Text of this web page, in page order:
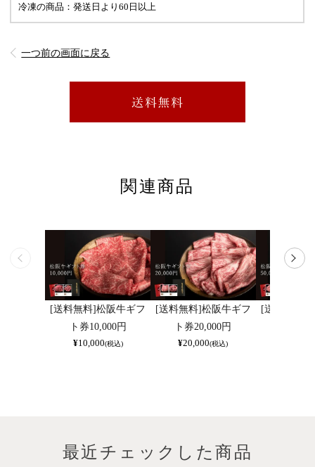
冷凍の商品：発送日より60日以上
一つ前の画面に戻る
関連商品
[送料無料]松阪牛ギフ
ト券10,000円
¥10,000(税込)
[送料無料]松阪牛ギフ
ト券20,000円
¥20,000(税込)
[送料無料]
最近チェックした商品